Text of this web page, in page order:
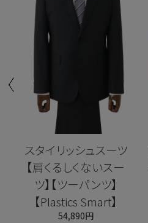
スタイリッシュスーツ
【肩くるしくないスー
ツ】【ツーパンツ】
【Plastics Smart】
54,890円